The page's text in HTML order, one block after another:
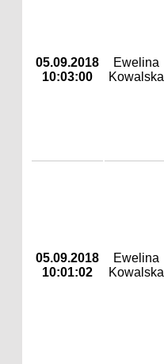
05.09.2018
10:03:00
Ewelina
Kowalska
05.09.2018
10:01:02
Ewelina
Kowalska